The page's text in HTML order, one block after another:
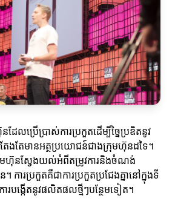
លប្រើប្រាស់ការប្រកួតដើម្បីច្នៃប្រឌិតនូវ
ែងតែមានអត្ថប្រយោជន៍ជាងក្រុមហ៊ុនដទៃ។
មហ៊ុនស្វែងយល់អំពីតម្រូវការនិងចំណង់
រប្រកួតគឺជាការប្រកួតប្រជែងគ្នានៅក្នុងទី
ារបង្កើតនូវផលិតផលថ្មីៗបន្ថែមទៀត។